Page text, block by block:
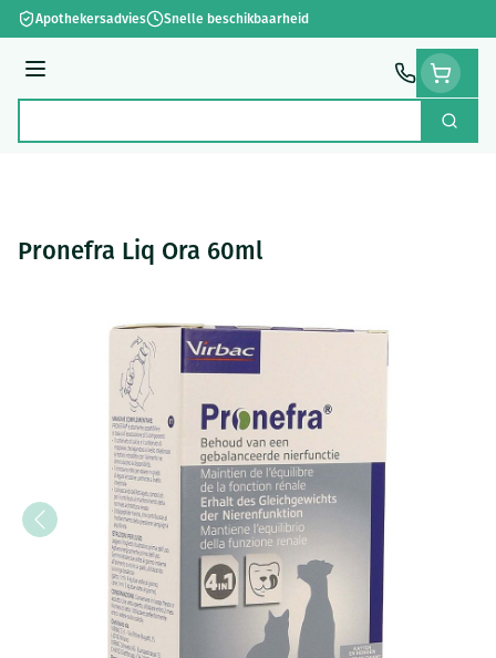
Ga naar de inhoud
Apothekersadvies Snelle beschikbaarheid
Menu
Zoek
Pronefra Liq Ora 60ml